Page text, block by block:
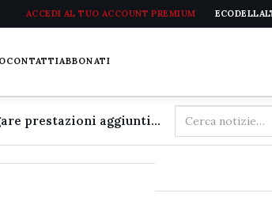
ACCEDI AL TUO ACCOUNT PREMIUM
CONTATTIABBONATI
Chirurgia al "Caracciolo", Greco: «Servirà solo a pagare prestazioni aggiuntive a medici con turni da 800 euro al giorno»
Cerca
nel